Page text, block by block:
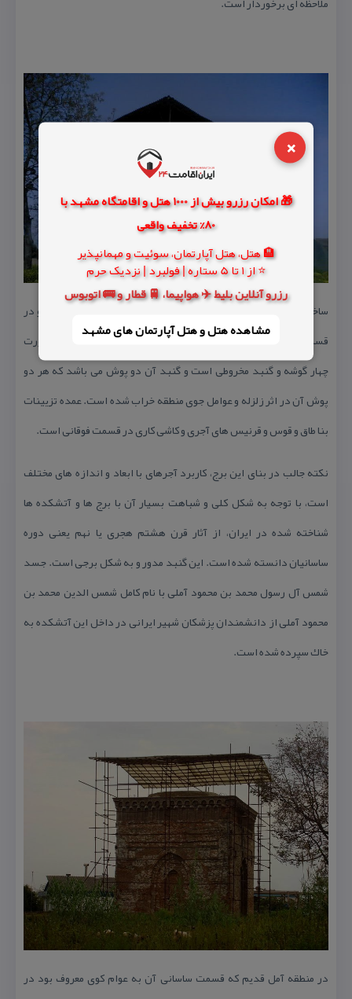
×
🎁 امکان رزرو بیش از 1000 هتل و اقامتگاه مشهد با
80% تخفیف واقعی
🏨 هتل، هتل آپارتمان، سوئیت و مهمانپذیر
⭐ از 1 تا 5 ستاره | فولبرد | نزدیک حرم
رزرو آنلاین بلیط ✈️ هواپیما، 🚆 قطار و 🚌 اتوبوس
مشاهده هتل و هتل‌ آپارتمان های مشهد
ساختمان این بقعه شامل بدنه چهار گوشه و برج مخروطی شكل است و در
قسمت فوقانی بدنه دارای مقرنس های تزیینی است. آتشكده بصورت
چهار گوشه و گنبد مخروطی است و گنبد آن دو پوش می باشد كه هر دو
پوش آن در اثر زلزله و عوامل جوی منطقه خراب شده است. عمده تزیینات
بنا طاق و قوس و قرنیس های آجری و كاشی كاری در قسمت فوقانی است.
نكته جالب در بنای این برج، كاربرد آجرهای با ابعاد و اندازه های مختلف
است، با توجه به شكل كلی و شباهت بسیار آن با برج ها و آتشكده ها
شناخته شده در ایران، از آثار قرن هشتم هجری یا نهم یعنی دوره
ساسانیان دانسته شده است. این گنبد مدور و به شكل برجی است. جسد
شمس آل رسول محمد بن محمود آملی با نام كامل شمس الدین محمد بن
محمود آملی از دانشمندان پزشكان شهیر ایرانی در داخل این آتشكده به
خاك سپرده شده است.
در منطقه آمل قدیم كه قسمت ساسانی آن به عوام كوی معروف بود در